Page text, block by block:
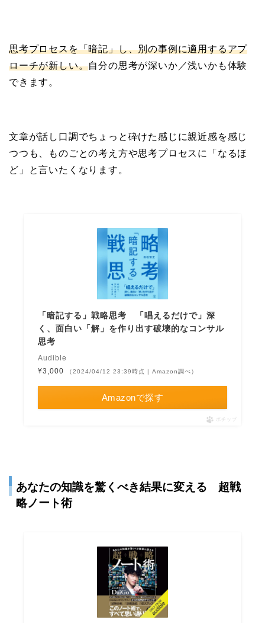
思考プロセスを「暗記」し、別の事例に適用するアプ
ローチが新しい。自分の思考が深いか／浅いかも体験
できます。
文章が話し口調でちょっと砕けた感じに親近感を感じ
つつも、ものごとの考え方や思考プロセスに「なるほ
ど」と言いたくなります。
「暗記する」戦略思考 「唱えるだけで」深
く、面白い「解」を作り出す破壊的なコンサル
思考
Audible
¥3,000
（2024/04/12 23:39時点 | Amazon調べ）
Amazonで探す
ポチップ
あなたの知識を驚くべき結果に変える 超戦
略ノート術